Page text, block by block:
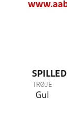
TRØJE
Gul